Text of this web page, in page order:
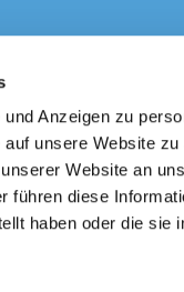
Anzeigen zu
unsere Website
Website an
führen diese
haben oder die sie
/ Pfarrei
Am Kiesteich
030 –
info@st-
|Impressum |